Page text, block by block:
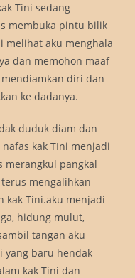
Tini sedang
membuka pintu bilik
melihat aku menghala
dan memohon maaf
mendiamkan diri dan
ke dadanya.
duduk diam dan
kak TIni menjadi
merangkul pangkal
mengalihkan
kak Tini.aku menjadi
hidung mulut,
tangan aku
yang baru hendak
kak Tini dan